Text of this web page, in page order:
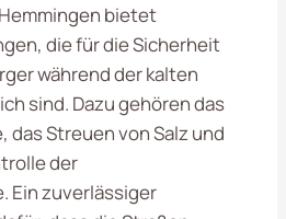
bietet
die für die Sicherheit
während der kalten
sind. Dazu gehören das
das Streuen von Salz und
der
Ein zuverlässiger